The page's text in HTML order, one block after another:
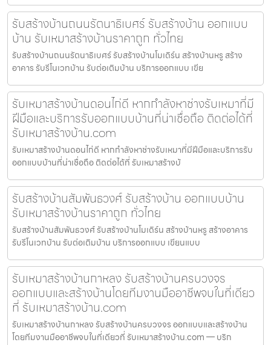
รับสร้างบ้านถนนรัตนาธิเบศร์ รับสร้างบ้าน ออกแบบ
บ้าน รับเหมาสร้างบ้านราคาถูก ทั่วไทย
รับสร้างบ้านถนนรัตนาธิเบศร์ รับสร้างบ้านโมเดิร์น สร้างบ้านหรู สร้าง
อาคาร รับรีโนเวทบ้าน รับต่อเติมบ้าน บริการออกแบบ เขีย
รับเหมาสร้างบ้านดอนไก่ดี หากกำลังหาช่างรับเหมาที่มี
ฝีมือและบริการรับออกแบบบ้านที่น่าเชื่อถือ ติดต่อได้ที่
รับเหมาสร้างบ้าน.com
รับเหมาสร้างบ้านดอนไก่ดี หากกำลังหาช่างรับเหมาที่มีฝีมือและบริการรับ
ออกแบบบ้านที่น่าเชื่อถือ ติดต่อได้ที่ รับเหมาสร้างบ้
รับสร้างบ้านสัมพันธวงศ์ รับสร้างบ้าน ออกแบบบ้าน
รับเหมาสร้างบ้านราคาถูก ทั่วไทย
รับสร้างบ้านสัมพันธวงศ์ รับสร้างบ้านโมเดิร์น สร้างบ้านหรู สร้างอาคาร
รับรีโนเวทบ้าน รับต่อเติมบ้าน บริการออกแบบ เขียนแบบ
รับเหมาสร้างบ้านกาหลง รับสร้างบ้านครบวงจร
ออกแบบและสร้างบ้านโดยทีมงานมืออาชีพจบในที่เดียว
ที่ รับเหมาสร้างบ้าน.com
รับเหมาสร้างบ้านกาหลง รับสร้างบ้านครบวงจร ออกแบบและสร้างบ้าน
โดยทีมงานมืออาชีพจบในที่เดียวที่ รับเหมาสร้างบ้าน.com — บริก